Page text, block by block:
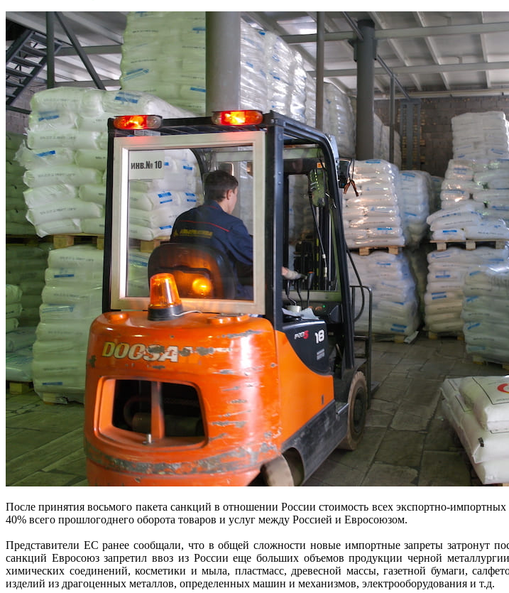
После принятия восьмого пакета санкций в отношении России стоимость всех экспортно-
40% всего прошлогоднего оборота товаров и услуг между Россией и Евросоюзом.
Представители ЕС ранее сообщали, что в общей сложности новые импортные запреты затронут
санкций Евросоюз запретил ввоз из России еще больших объемов продукции черной
химических соединений, косметики и мыла, пластмасс, древесной массы, газетной бумаги,
изделий из драгоценных металлов, определенных машин и механизмов, электрооборудования и т.д.